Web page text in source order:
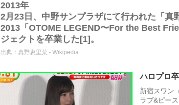
2013年
2月23日、中野サンプラザにて行われた「真
2013「OTOME LEGEND〜For the Best
ジェクトを卒業した[1]。
出典： 真野恵里菜 - Wikipedia
ハロプロ
新宿スワン
ラブ&ピー